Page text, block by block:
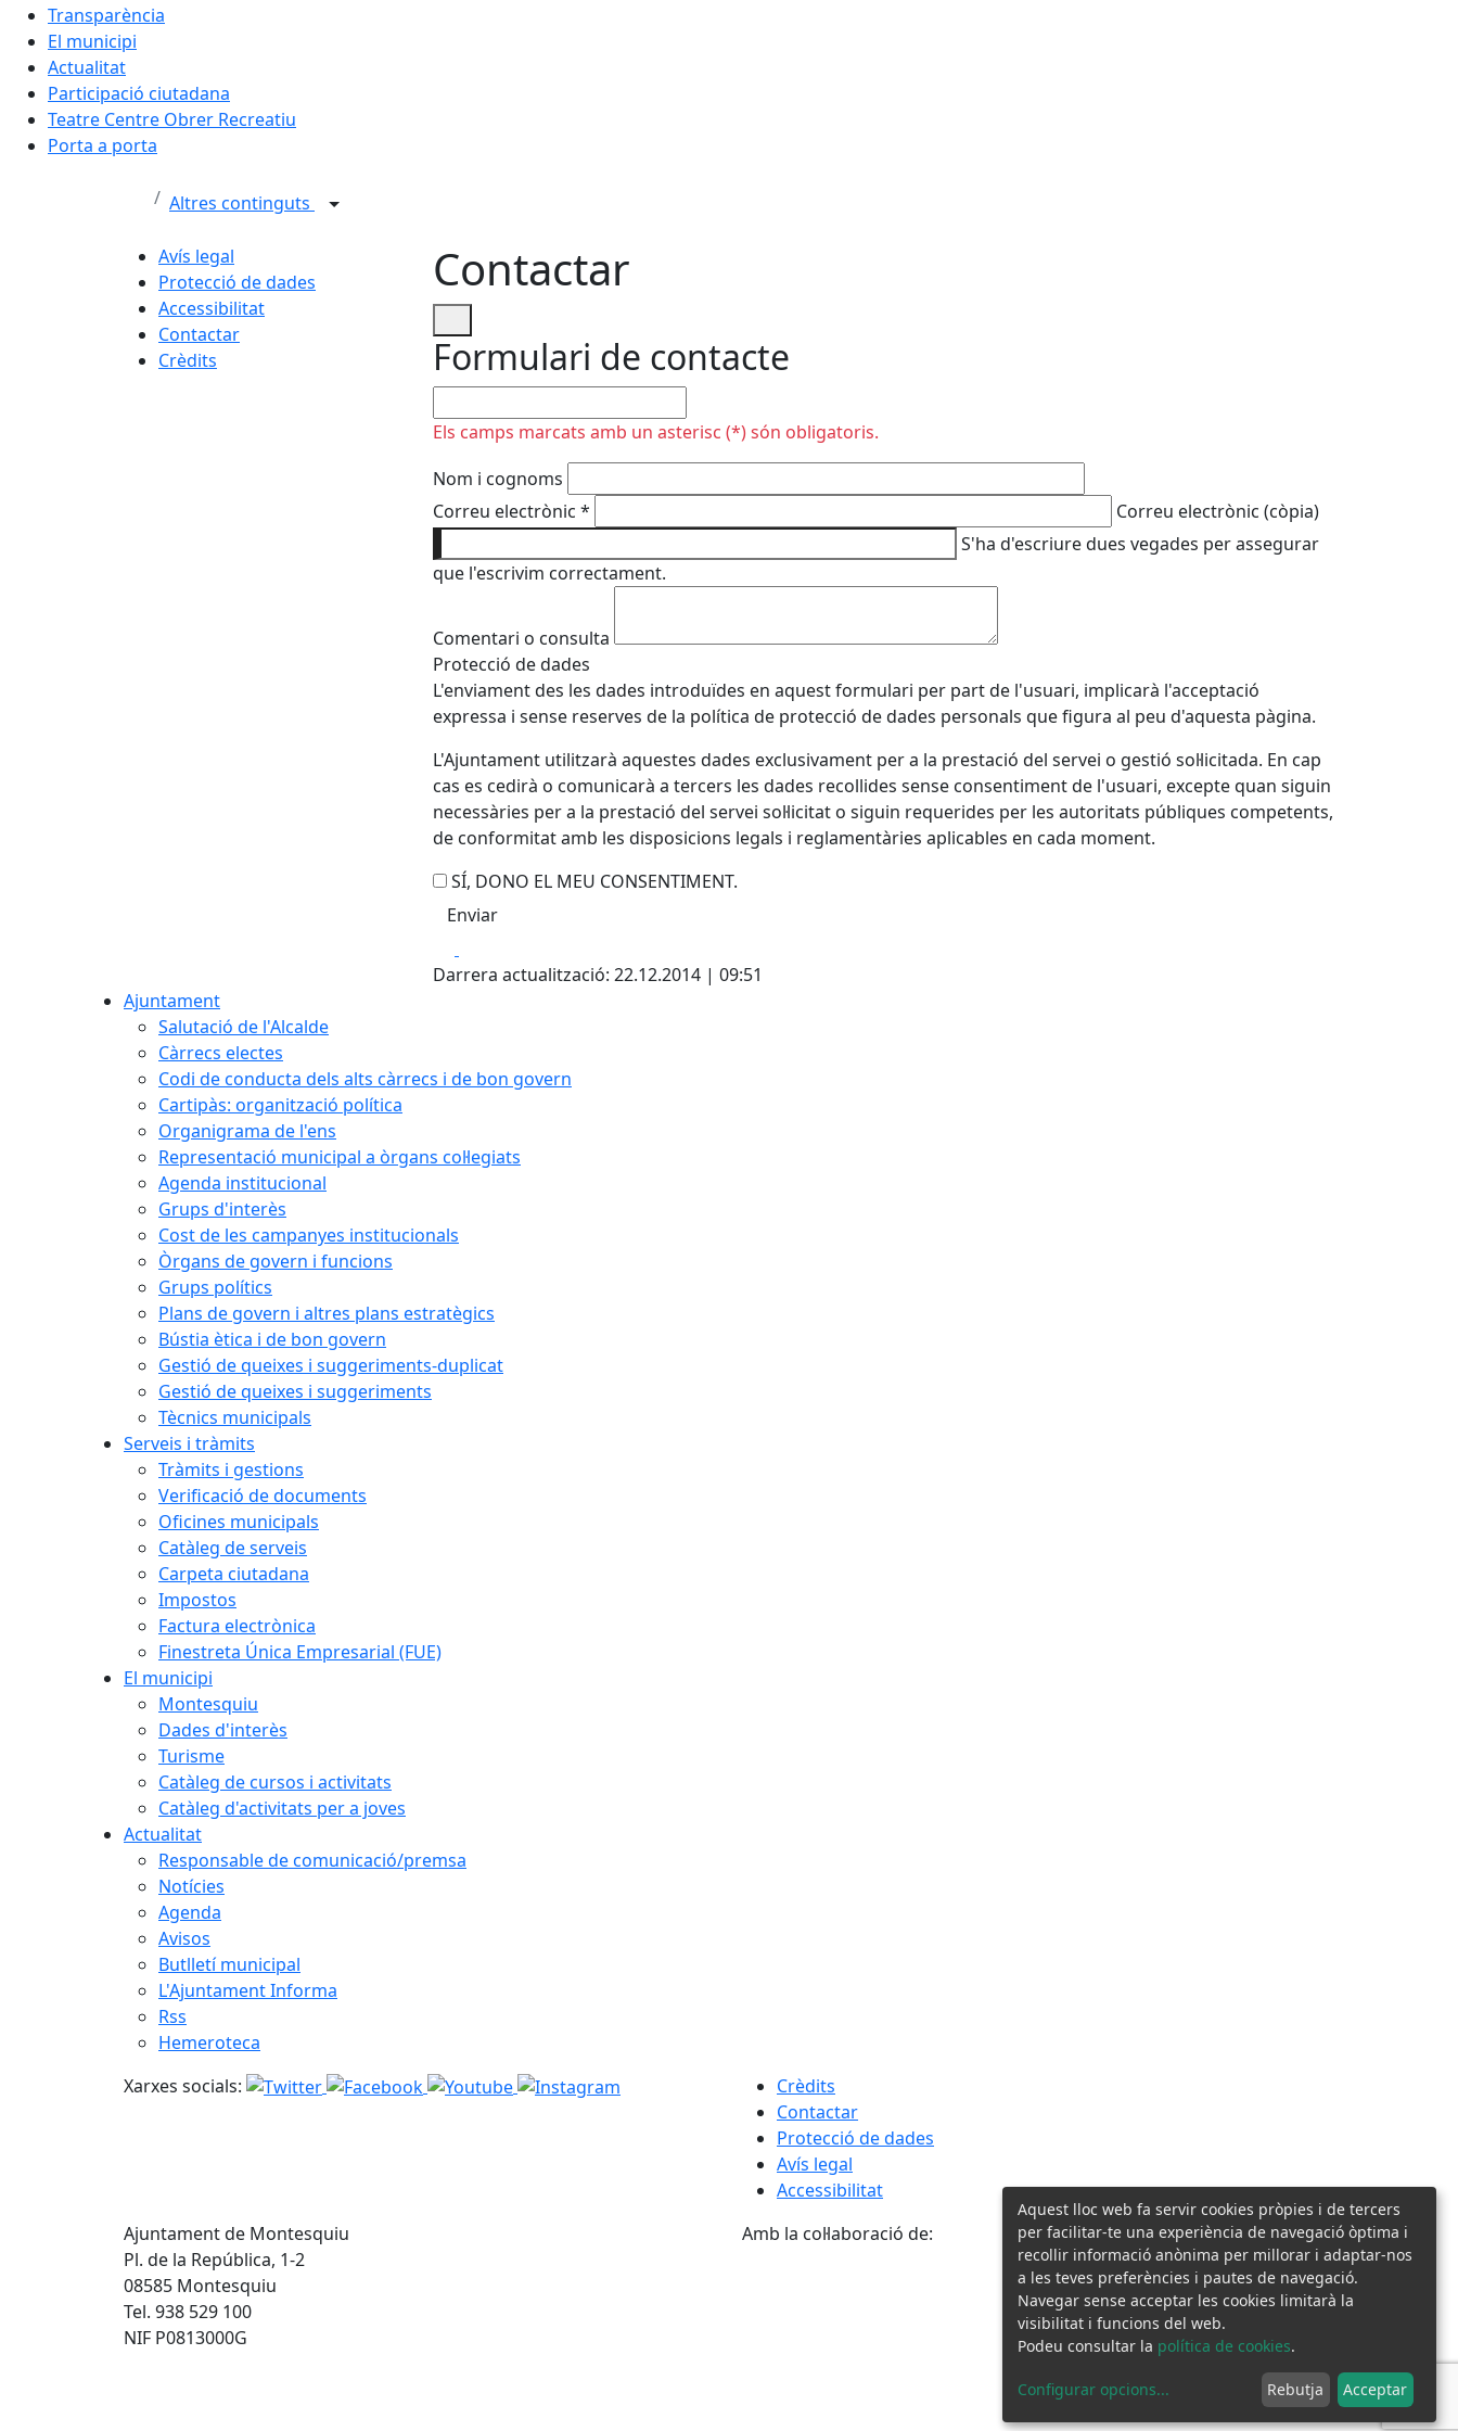
Transparència
El municipi
Actualitat
Participació ciutadana
Teatre Centre Obrer Recreatiu
Porta a porta
Altres continguts
Avís legal
Protecció de dades
Accessibilitat
Contactar
Crèdits
Contactar
Formulari de contacte
Els camps marcats amb un asterisc (*) són obligatoris.
Nom i cognoms
Correu electrònic *
Correu electrònic (còpia)
S'ha d'escriure dues vegades per assegurar
que l'escrivim correctament.
Comentari o consulta
Protecció de dades
L'enviament des les dades introduïdes en aquest formulari per part de l'usuari, implicarà l'acceptació
expressa i sense reserves de la política de protecció de dades personals que figura al peu d'aquesta pàgina.
L'Ajuntament utilitzarà aquestes dades exclusivament per a la prestació del servei o gestió sol·licitada. En cap
cas es cedirà o comunicarà a tercers les dades recollides sense consentiment de l'usuari, excepte quan siguin
necessàries per a la prestació del servei sol·licitat o siguin requerides per les autoritats públiques competents,
de conformitat amb les disposicions legals i reglamentàries aplicables en cada moment.
SÍ, DONO EL MEU CONSENTIMENT.
Darrera actualització: 22.12.2014 | 09:51
Ajuntament
Salutació de l'Alcalde
Càrrecs electes
Codi de conducta dels alts càrrecs i de bon govern
Cartipàs: organització política
Organigrama de l'ens
Representació municipal a òrgans col·legiats
Agenda institucional
Grups d'interès
Cost de les campanyes institucionals
Òrgans de govern i funcions
Grups polítics
Plans de govern i altres plans estratègics
Bústia ètica i de bon govern
Gestió de queixes i suggeriments-duplicat
Gestió de queixes i suggeriments
Tècnics municipals
Serveis i tràmits
Tràmits i gestions
Verificació de documents
Oficines municipals
Catàleg de serveis
Carpeta ciutadana
Impostos
Factura electrònica
Finestreta Única Empresarial (FUE)
El municipi
Montesquiu
Dades d'interès
Turisme
Catàleg de cursos i activitats
Catàleg d'activitats per a joves
Actualitat
Responsable de comunicació/premsa
Notícies
Agenda
Avisos
Butlletí municipal
L'Ajuntament Informa
Rss
Hemeroteca
Xarxes socials:
Crèdits
Contactar
Protecció de dades
Avís legal
Accessibilitat
Ajuntament de Montesquiu
Pl. de la República, 1-2
08585 Montesquiu
Tel. 938 529 100
NIF P0813000G
Amb la col·laboració de:
Aquest lloc web fa servir cookies pròpies i de tercers
per facilitar-te una experiència de navegació òptima i
recollir informació anònima per millorar i adaptar-nos
a les teves preferències i pautes de navegació.
Navegar sense acceptar les cookies limitarà la
visibilitat i funcions del web.
Podeu consultar la política de cookies.
Configurar opcions... Rebutja Acceptar